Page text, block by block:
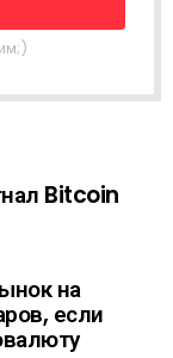
Bitcoin
на
если